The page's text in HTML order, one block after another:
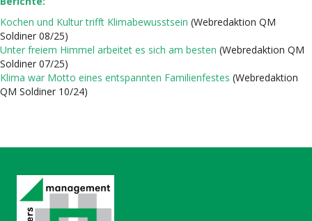
Kochen und Kultur trifft Klimabewusstsein (Webredaktion QM
Soldiner 08/25)
Unter freiem Himmel arbeitet es sich am besten (Webredaktion QM
Soldiner 07/25)
Klima war Motto eines entspannten Familienfestes (Webredaktion
QM Soldiner 10/24)